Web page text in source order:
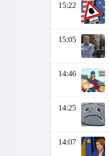
15:22
15:05
14:46
14:25
14:07